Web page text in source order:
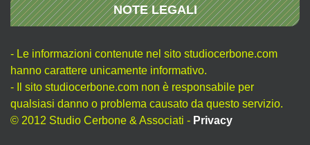
NOTE LEGALI
- Le informazioni contenute nel sito studiocerbone.com
hanno carattere unicamente informativo.
- Il sito studiocerbone.com non è responsabile per
qualsiasi danno o problema causato da questo servizio.
© 2012 Studio Cerbone & Associati - Privacy